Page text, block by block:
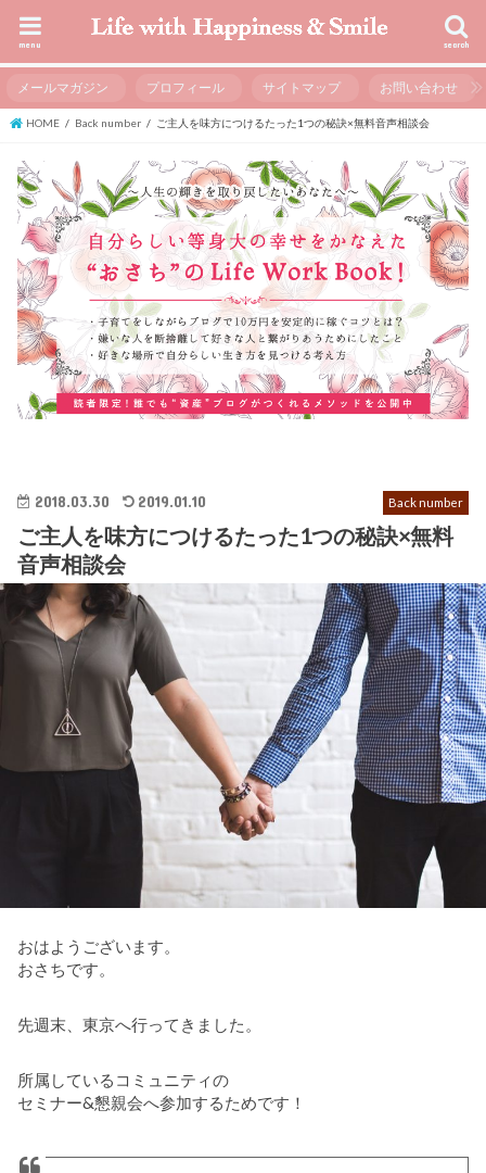
search
menu
メールマガジン プロフィール サイトマップ お問い合わせ
HOME Back number ご主人を味方につけるたった1つの秘訣×無料音声相談会
Back number
2018.03.30 2019.01.10
ご主人を味方につけるたった1つの秘訣×無料
音声相談会
おはようございます。
おさちです。
先週末、東京へ行ってきました。
所属しているコミュニティの
セミナー&懇親会へ参加するためです！